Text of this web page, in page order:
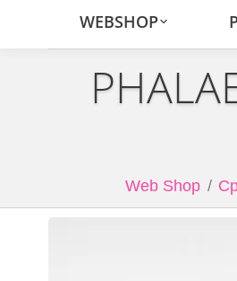
WEBSHOP
Web Shop